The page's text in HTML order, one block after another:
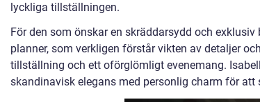
lyckliga tillställningen.
För den som önskar en skräddarsydd och
planner, som verkligen förstår vikten av detaljer
tillställning och ett oförglömligt evenemang.
skandinavisk elegans med personlig charm för att